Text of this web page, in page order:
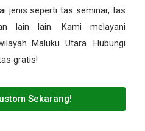
jenis seperti tas seminar, tas
lain lain. Kami melayani
Maluku Utara. Hubungi
gratis!
Sekarang!